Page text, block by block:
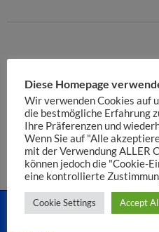
SCHREIBE EINEN
Du musstangemeldetsein, um
Diese Website verwendet
Erfahre, wie deine
Diese Homepage
Wir verwenden Cookies auf
die bestmögliche Erfahrung
Ihre Präferenzen und
Wenn Sie auf "Alle
mit der Verwendung ALLER
können jedoch die "Cookie-
eine kontrollierte
Cookie Settings Accept